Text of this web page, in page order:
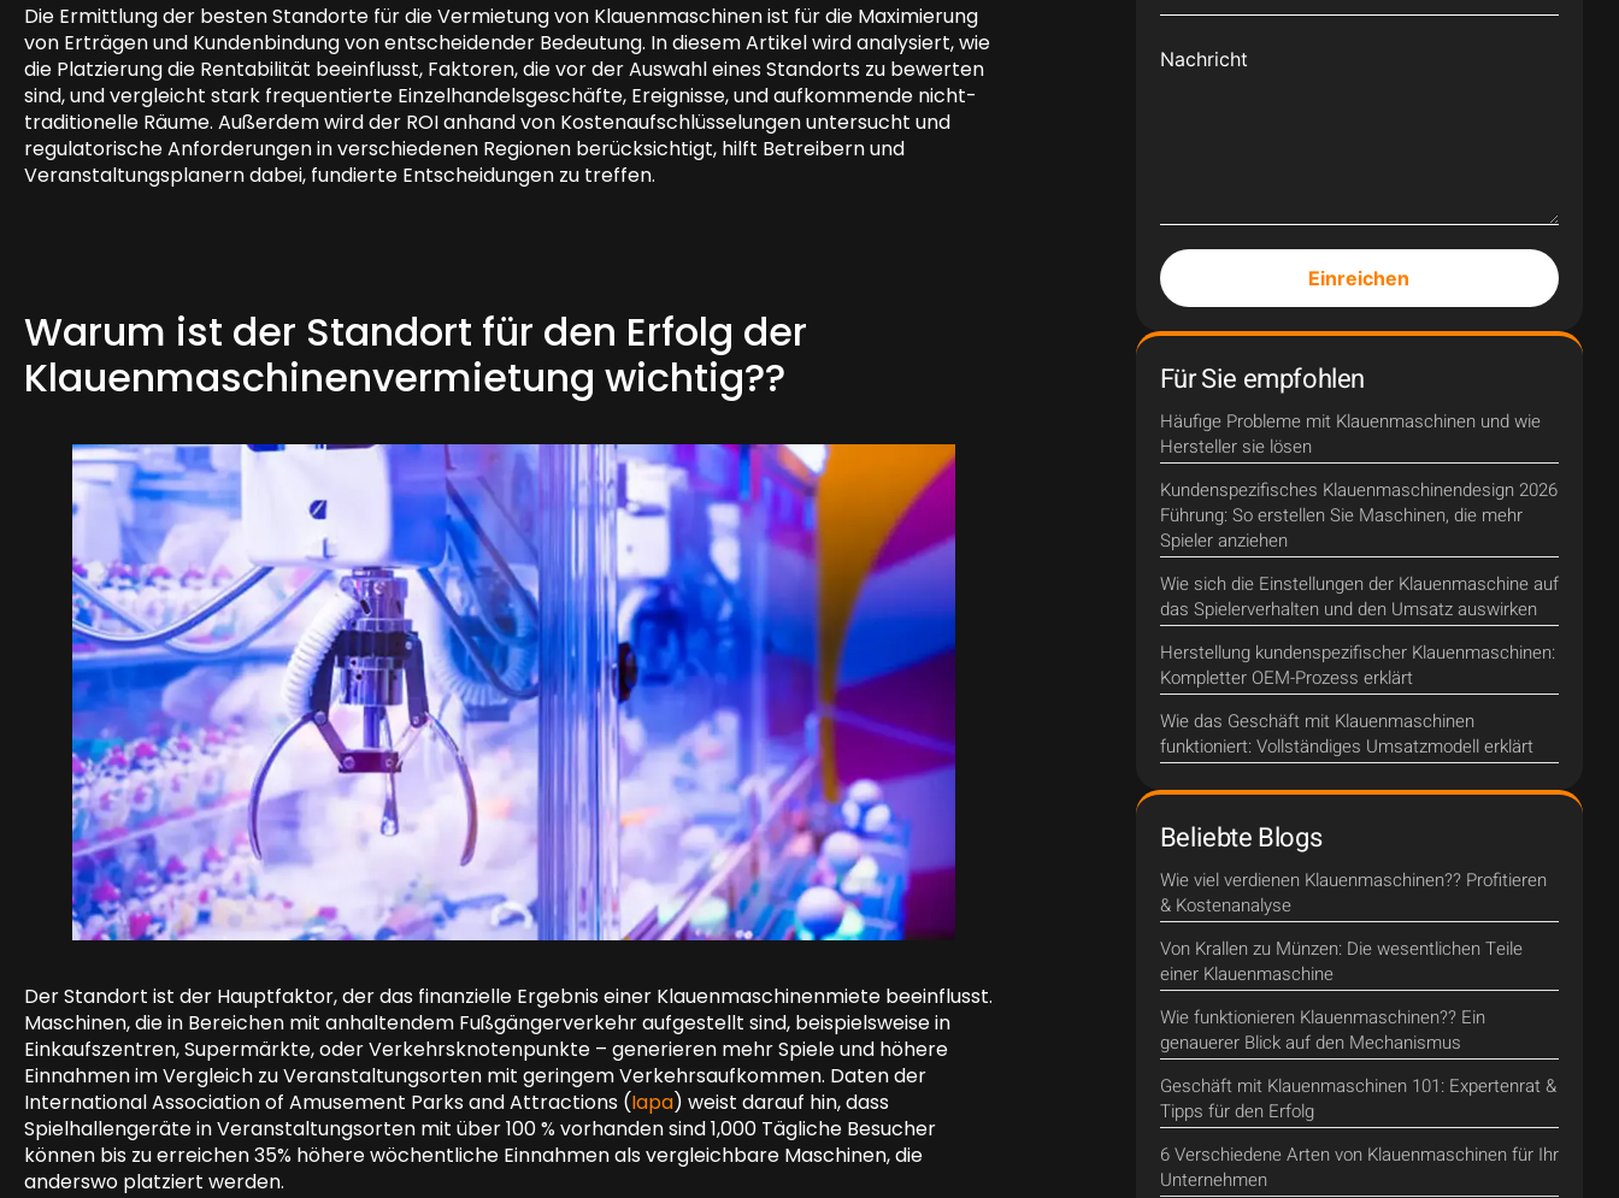
Die Ermittlung der besten Standorte für die Vermietung von Klauenmaschinen ist für die Maximierung
von Erträgen und Kundenbindung von entscheidender Bedeutung. In diesem Artikel wird analysiert, wie
die Platzierung die Rentabilität beeinflusst, Faktoren, die vor der Auswahl eines Standorts zu bewerten
sind, und vergleicht stark frequentierte Einzelhandelsgeschäfte, Ereignisse, und aufkommende nicht-
traditionelle Räume. Außerdem wird der ROI anhand von Kostenaufschlüsselungen untersucht und
regulatorische Anforderungen in verschiedenen Regionen berücksichtigt, hilft Betreibern und
Veranstaltungsplanern dabei, fundierte Entscheidungen zu treffen.
Warum ist der Standort für den Erfolg der
Klauenmaschinenvermietung wichtig??
Der Standort ist der Hauptfaktor, der das finanzielle Ergebnis einer Klauenmaschinenmiete beeinflusst.
Maschinen, die in Bereichen mit anhaltendem Fußgängerverkehr aufgestellt sind, beispielsweise in
Einkaufszentren, Supermärkte, oder Verkehrsknotenpunkte – generieren mehr Spiele und höhere
Einnahmen im Vergleich zu Veranstaltungsorten mit geringem Verkehrsaufkommen. Daten der
International Association of Amusement Parks and Attractions (Iapa) weist darauf hin, dass
Spielhallengeräte in Veranstaltungsorten mit über 100 % vorhanden sind 1,000 Tägliche Besucher
können bis zu erreichen 35% höhere wöchentliche Einnahmen als vergleichbare Maschinen, die
anderswo platziert werden.
Nachricht
Einreichen
Für Sie empfohlen
Häufige Probleme mit Klauenmaschinen und wie
Hersteller sie lösen
Kundenspezifisches Klauenmaschinendesign 2026
Führung: So erstellen Sie Maschinen, die mehr
Spieler anziehen
Wie sich die Einstellungen der Klauenmaschine auf
das Spielerverhalten und den Umsatz auswirken
Herstellung kundenspezifischer Klauenmaschinen:
Kompletter OEM-Prozess erklärt
Wie das Geschäft mit Klauenmaschinen
funktioniert: Vollständiges Umsatzmodell erklärt
Beliebte Blogs
Wie viel verdienen Klauenmaschinen?? Profitieren
& Kostenanalyse
Von Krallen zu Münzen: Die wesentlichen Teile
einer Klauenmaschine
Wie funktionieren Klauenmaschinen?? Ein
genauerer Blick auf den Mechanismus
Geschäft mit Klauenmaschinen 101: Expertenrat &
Tipps für den Erfolg
6 Verschiedene Arten von Klauenmaschinen für Ihr
Unternehmen